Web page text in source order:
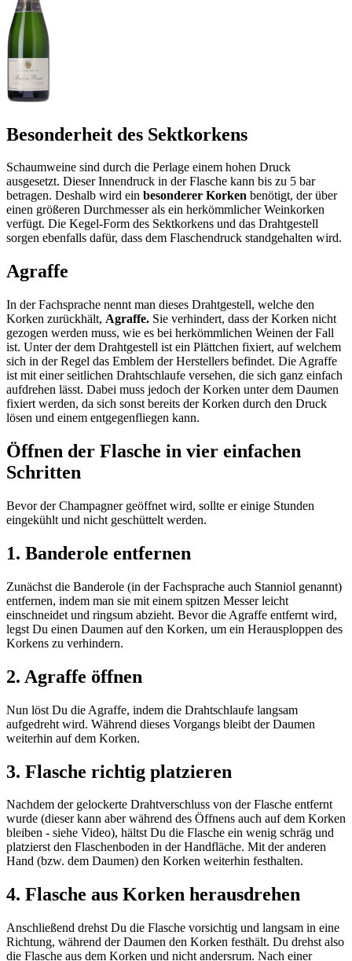
Besonderheit des Sektkorkens
Schaumweine sind durch die Perlage einem hohen Druck
ausgesetzt. Dieser Innendruck in der Flasche kann bis zu 5 bar
betragen. Deshalb wird ein besonderer Korken benötigt, der über
einen größeren Durchmesser als ein herkömmlicher Weinkorken
verfügt. Die Kegel-Form des Sektkorkens und das Drahtgestell
sorgen ebenfalls dafür, dass dem Flaschendruck standgehalten wird.
Agraffe
In der Fachsprache nennt man dieses Drahtgestell, welche den
Korken zurückhält, Agraffe. Sie verhindert, dass der Korken nicht
gezogen werden muss, wie es bei herkömmlichen Weinen der Fall
ist. Unter der dem Drahtgestell ist ein Plättchen fixiert, auf welchem
sich in der Regel das Emblem der Herstellers befindet. Die Agraffe
ist mit einer seitlichen Drahtschlaufe versehen, die sich ganz einfach
aufdrehen lässt. Dabei muss jedoch der Korken unter dem Daumen
fixiert werden, da sich sonst bereits der Korken durch den Druck
lösen und einem entgegenfliegen kann.
Öffnen der Flasche in vier einfachen
Schritten
Bevor der Champagner geöffnet wird, sollte er einige Stunden
eingekühlt und nicht geschüttelt werden.
1. Banderole entfernen
Zunächst die Banderole (in der Fachsprache auch Stanniol genannt)
entfernen, indem man sie mit einem spitzen Messer leicht
einschneidet und ringsum abzieht. Bevor die Agraffe entfernt wird,
legst Du einen Daumen auf den Korken, um ein Herausploppen des
Korkens zu verhindern.
2. Agraffe öffnen
Nun löst Du die Agraffe, indem die Drahtschlaufe langsam
aufgedreht wird. Während dieses Vorgangs bleibt der Daumen
weiterhin auf dem Korken.
3. Flasche richtig platzieren
Nachdem der gelockerte Drahtverschluss von der Flasche entfernt
wurde (dieser kann aber während des Öffnens auch auf dem Korken
bleiben - siehe Video), hältst Du die Flasche ein wenig schräg und
platzierst den Flaschenboden in der Handfläche. Mit der anderen
Hand (bzw. dem Daumen) den Korken weiterhin festhalten.
4. Flasche aus Korken herausdrehen
Anschließend drehst Du die Flasche vorsichtig und langsam in eine
Richtung, während der Daumen den Korken festhält. Du drehst also
die Flasche aus dem Korken und nicht andersrum. Nach einer